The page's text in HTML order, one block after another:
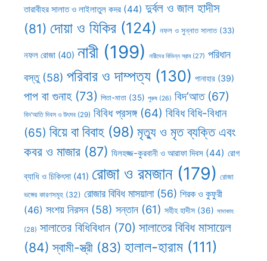
তারাবীহর সালাত ও লাইলাতুল কদর (44) দুর্বল ও জাল হাদীস
(81) দোয়া ও যিকির (124) নফল ও সুন্নাত সালাত(33)
নফল রোজা (40) নারী(199) নারীদের বিভিন্ন স্রাব(27) পরিধান
বস্তু(58) পরিবার ও দাম্পত্য (130) পানাহার (39)
পাপ বা গুনাহ(73) পিতা-মাতা (35) পুরুষ (26) বিদ’আত(67)
বিদ’আতি দিবস ও উৎসব (29) বিবিধ প্রসঙ্গ(64) বিবিধ বিধি-বিধান
(65) বিয়ে বা বিবাহ (98) মৃত্যু ও মৃত ব্যক্তি এবং
কবর ও মাজার (87) যিলহজ্জ-কুরবানী ও আরাফা দিবস (44) রোগ
ব্যাধি ও চিকিৎসা (41) রোজা ও রমজান(179) রোজা
ভঙ্গের কারণসমূহ (32) রোজার বিবিধ মাসয়ালা(56) শিরক ও কুফুরী
(46) সংশয় নিরসন (58) সন্তান (61) সহীহ হাদীস (36) সাদাকাহ
(28) সালাতের বিধিবিধান (70) সালাতের বিবিধ মাসায়েল
(84) স্বামী-স্ত্রী (83) হালাল-হারাম (111)